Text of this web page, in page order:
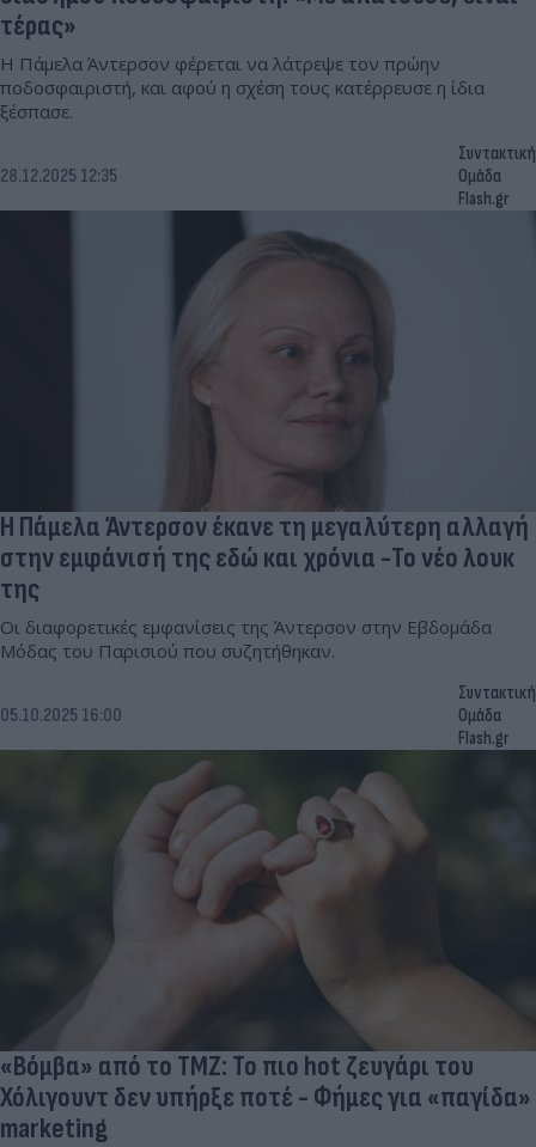
τέρας»
Η Πάμελα Άντερσον φέρεται να λάτρεψε τον πρώην
ποδοσφαιριστή, και αφού η σχέση τους κατέρρευσε η ίδια
ξέσπασε.
28.12.2025 12:35
Συντακτική
Ομάδα
Flash.gr
Η Πάμελα Άντερσον έκανε τη μεγαλύτερη αλλαγή
στην εμφάνισή της εδώ και χρόνια -Το νέο λουκ
της
Οι διαφορετικές εμφανίσεις της Άντερσον στην Εβδομάδα
Μόδας του Παρισιού που συζητήθηκαν.
05.10.2025 16:00
Συντακτική
Ομάδα
Flash.gr
«Βόμβα» από το TMZ: Το πιο hot ζευγάρι του
Χόλιγουντ δεν υπήρξε ποτέ - Φήμες για «παγίδα»
marketing